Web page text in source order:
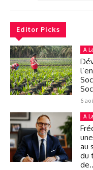
Editor Picks
A
6
A
au
du